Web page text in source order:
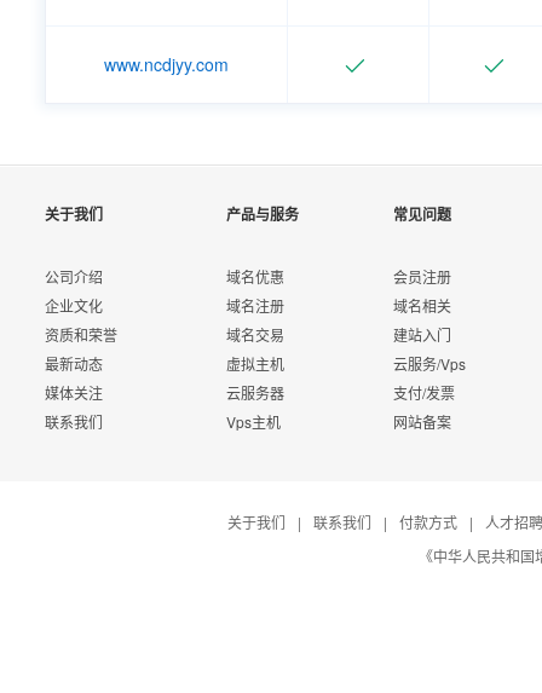
www.ncdjyy.com
关于我们
公司介绍
企业文化
资质和荣誉
最新动态
媒体关注
联系我们
产品与服务
域名优惠
域名注册
域名交易
虚拟主机
云服务器
Vps主机
常见问题
会员注册
域名相关
建站入门
云服务/Vps
支付/发票
网站备案
关于我们 | 联系我们 | 付款方式 |
人才招聘
《中华人民共和